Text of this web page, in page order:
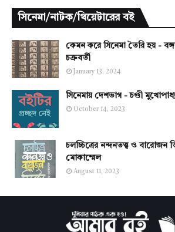
সিনেমা/নাটক/থিয়েটারের বই
কেমন করে সিনেমা তৈরি হয় -
চক্রবর্তী
January 13, 2024
সিনেমায় দেশভাগ - চণ্ডী
October 14, 2023
চলচ্চিত্রের নন্দনতত্ত্ব ও বারোজন
মোকাম্মেল
August 11, 2023